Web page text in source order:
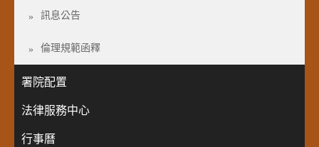
訊息公告
倫理規範函釋
署院配置
法律服務中心
行事曆